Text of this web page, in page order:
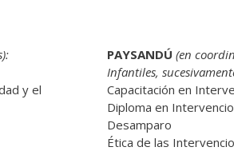
y el
PAYSANDÚ (en
Infantiles,
Capacitación en
Diploma en
Desamparo
Ética de las